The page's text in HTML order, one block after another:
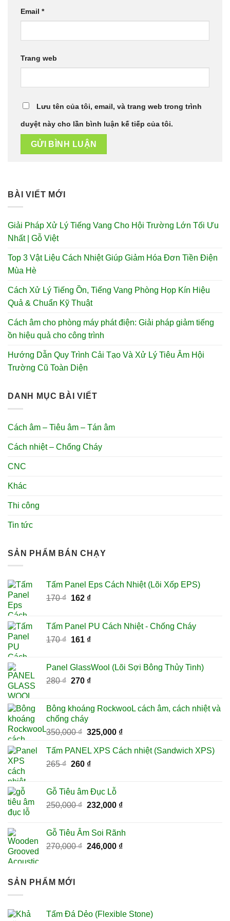
Email *
Trang web
Lưu tên của tôi, email, và trang web trong trình
duyệt này cho lần bình luận kế tiếp của tôi.
BÀI VIẾT MỚI
Giải Pháp Xử Lý Tiếng Vang Cho Hội Trường Lớn Tối Ưu
Nhất | Gỗ Việt
Top 3 Vật Liệu Cách Nhiệt Giúp Giảm Hóa Đơn Tiền Điện
Mùa Hè
Cách Xử Lý Tiếng Ồn, Tiếng Vang Phòng Họp Kín Hiệu
Quả & Chuẩn Kỹ Thuật
Cách âm cho phòng máy phát điện: Giải pháp giảm tiếng
ồn hiệu quả cho công trình
Hướng Dẫn Quy Trình Cải Tạo Và Xử Lý Tiêu Âm Hội
Trường Cũ Toàn Diện
DANH MỤC BÀI VIẾT
Cách âm – Tiêu âm – Tán âm
Cách nhiệt – Chống Cháy
CNC
Khác
Thi công
Tin tức
SẢN PHẨM BÁN CHẠY
Tấm Panel Eps Cách Nhiệt (Lõi Xốp EPS)
170₫ Giá
170 ₫.
162 ₫Giá
là:
162 ₫.
Tấm Panel PU Cách Nhiệt - Chống Cháy
170₫ Giá
170 ₫.
161 ₫Giá
là:
161 ₫.
Panel GlassWool (Lõi Sợi Bông Thủy Tinh)
280₫ Giá
280 ₫.
270 ₫Giá
là:
Bông khoáng RockwooL cách âm, cách nhiệt và
chống cháy
350,000₫ Giá
là:
350,000 ₫.
325,000 ₫Giá
tại
Tấm PANEL XPS Cách nhiệt (Sandwich XPS)
265₫ Giá
265 ₫.
260 ₫Giá
là:
260 ₫.
Gỗ Tiêu âm Đục Lỗ
250,000₫ Giá
250,000 ₫.
232,000 ₫Giá
là:
232,000 ₫.
Gỗ Tiêu Âm Soi Rãnh
270,000₫ Giá
246,000 ₫Giá
SẢN PHẨM MỚI
Tấm Đá Dẻo (Flexible Stone)